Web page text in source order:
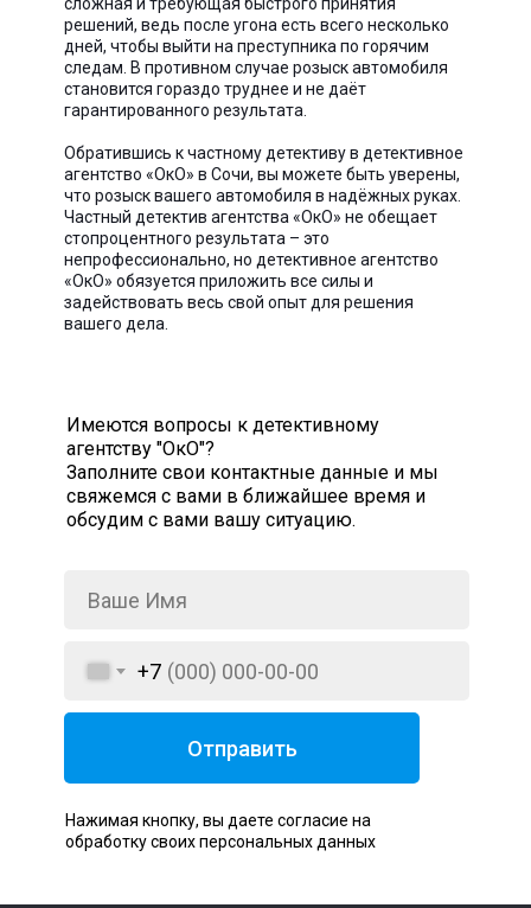
решений, ведь после угона есть всего несколько
дней, чтобы выйти на преступника по горячим
следам. В противном случае розыск автомобиля
становится гораздо труднее и не даёт
гарантированного результата.
Обратившись к частному детективу в детективное
агентство «ОкО» в Сочи, вы можете быть уверены,
что розыск вашего автомобиля в надёжных руках.
Частный детектив агентства «ОкО» не обещает
стопроцентного результата – это
непрофессионально, но детективное агентство
«ОкО» обязуется приложить все силы и
задействовать весь свой опыт для решения
вашего дела.
Имеются вопросы к детективному
агентству "ОкО"?
Заполните свои контактные данные и мы
свяжемся с вами в ближайшее время и
обсудим с вами вашу ситуацию.
+7
Отправить
Нажимая кнопку, вы даете согласие на
обработку своих персональных данных